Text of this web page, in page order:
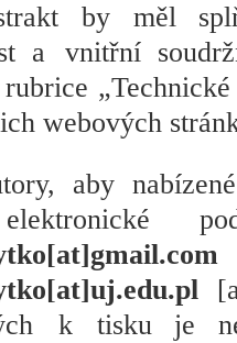
by měl
a vnitřní
rubrice „
webových
aby
[
k tisku
je